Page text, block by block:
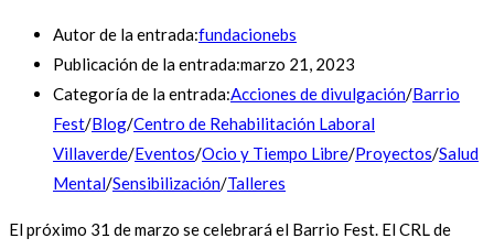
Autor de la entrada:fundacionebs
Publicación de la entrada:marzo 21, 2023
Categoría de la entrada:Acciones de divulgación/Barrio
Fest/Blog/Centro de Rehabilitación Laboral
Villaverde/Eventos/Ocio y Tiempo Libre/Proyectos/Salud
Mental/Sensibilización/Talleres
El próximo 31 de marzo se celebrará el Barrio Fest. El CRL de